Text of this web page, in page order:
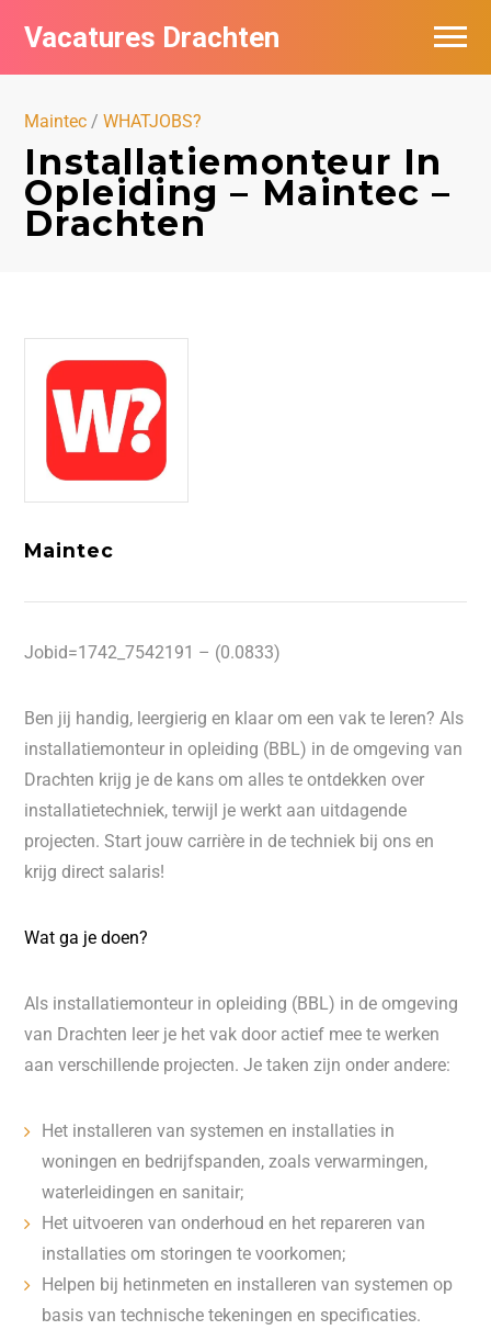
Vacatures Drachten
Maintec /WHATJOBS?
Installatiemonteur In
Opleiding – Maintec –
Drachten
Maintec
Jobid=1742_7542191 – (0.0833)
Ben jij handig, leergierig en klaar om een vak te leren? Als
installatiemonteur in opleiding (BBL) in de omgeving van
Drachten krijg je de kans om alles te ontdekken over
installatietechniek, terwijl je werkt aan uitdagende
projecten. Start jouw carrière in de techniek bij ons en
krijg direct salaris!
Wat ga je doen?
Als installatiemonteur in opleiding (BBL) in de omgeving
van Drachten leer je het vak door actief mee te werken
aan verschillende projecten. Je taken zijn onder andere:
Het installeren van systemen en installaties in
woningen en bedrijfspanden, zoals verwarmingen,
waterleidingen en sanitair;
Het uitvoeren van onderhoud en het repareren van
installaties om storingen te voorkomen;
Helpen bij hetinmeten en installeren van systemen op
basis van technische tekeningen en specificaties.
Vacatures per bedrijf in Drachten
Nieuwsbrief feed